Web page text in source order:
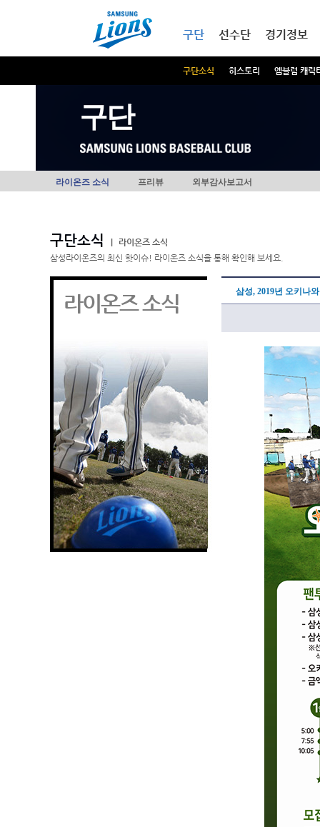
구단
구단소식 히스토리 엠블럼 캐릭
선수단 경기정보
구단
라이온즈 소식 프리뷰 외부감사보고서
구단소식
라이온즈 소식
삼성라이온즈의 최신 핫이슈! 라이온즈 소식을 통해 확인해 보세요.
라이온즈 소식 삼성, 2019년 오키나